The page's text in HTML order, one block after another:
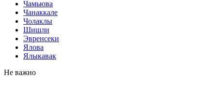
Чамьюва
Чанаккале
Чолаклы
Шишли
Эвренсеки
Ялова
Ялыкавак
Не важно